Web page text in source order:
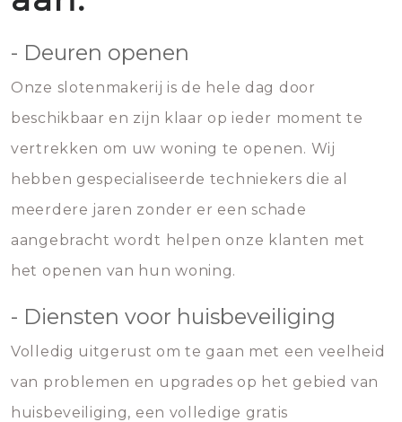
- Deuren openen
Onze slotenmakerij is de hele dag door
beschikbaar en zijn klaar op ieder moment te
vertrekken om uw woning te openen. Wij
hebben gespecialiseerde techniekers die al
meerdere jaren zonder er een schade
aangebracht wordt helpen onze klanten met
het openen van hun woning.
- Diensten voor huisbeveiliging
Volledig uitgerust om te gaan met een veelheid
van problemen en upgrades op het gebied van
huisbeveiliging, een volledige gratis